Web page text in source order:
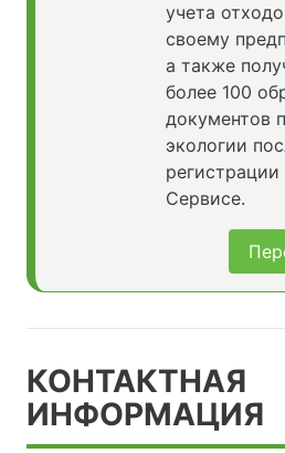
учета
своему
а также
более 100
документов
экологии
регистрации
Сервисе.
КОНТАКТНАЯ
ИНФОРМАЦИЯ